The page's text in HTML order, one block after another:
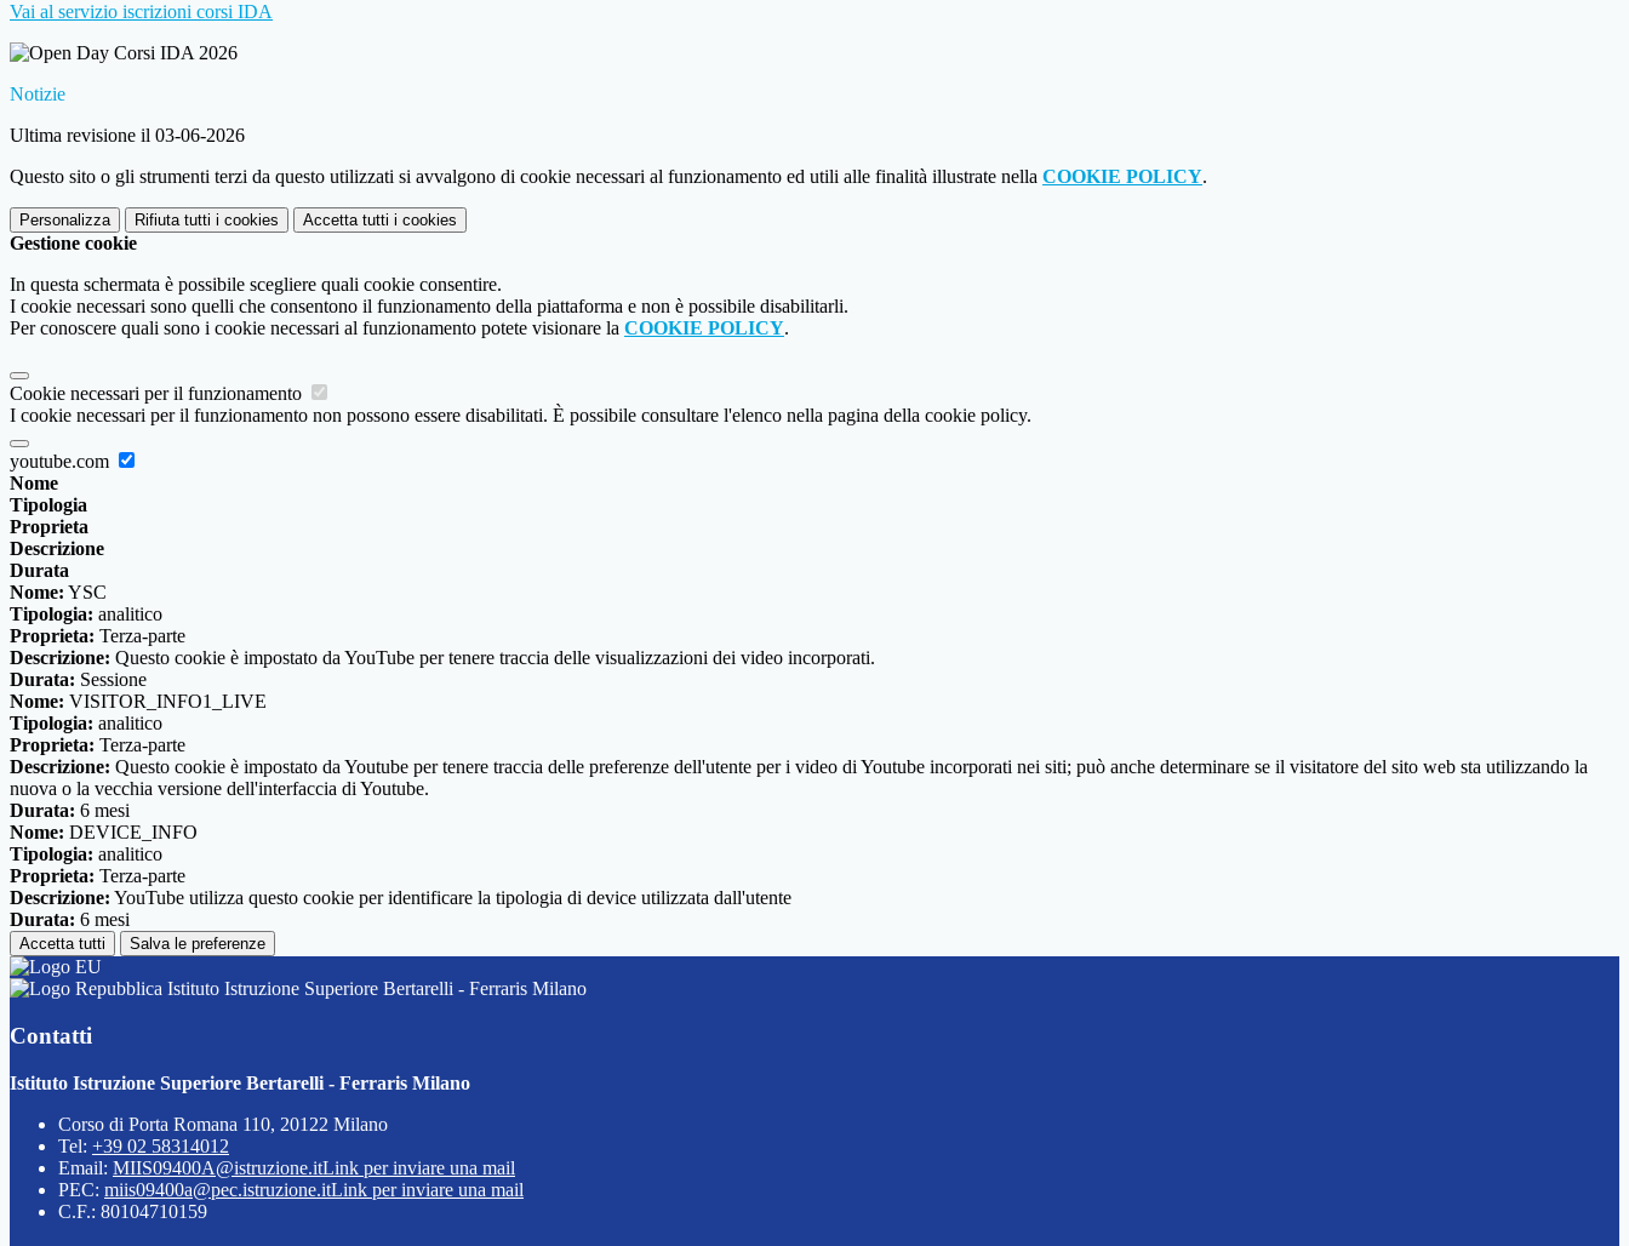
Vai al servizio iscrizioni corsi IDA
Notizie
Ultima revisione il 03-06-2026
Questo sito o gli strumenti terzi da questo utilizzati si avvalgono di cookie necessari al funzionamento ed utili alle finalità illustrate nella COOKIE POLICY.
Personalizza Rifiuta tutti i cookies Accetta tutti i cookies
Gestione cookie
In questa schermata è possibile scegliere quali cookie consentire.
I cookie necessari sono quelli che consentono il funzionamento della piattaforma e non è possibile disabilitarli.
Per conoscere quali sono i cookie necessari al funzionamento potete visionare la COOKIE POLICY.
Cookie necessari per il funzionamento
I cookie necessari per il funzionamento non possono essere disabilitati. È possibile consultare l'elenco nella pagina della cookie policy.
youtube.com
Nome
Tipologia
Proprieta
Descrizione
Durata
Nome: YSC
Tipologia: analitico
Proprieta: Terza-parte
Descrizione: Questo cookie è impostato da YouTube per tenere traccia delle visualizzazioni dei video incorporati.
Durata: Sessione
Nome: VISITOR_INFO1_LIVE
Tipologia: analitico
Proprieta: Terza-parte
Descrizione: Questo cookie è impostato da Youtube per tenere traccia delle preferenze dell'utente per i video di Youtube incorporati nei siti; può anche determinare se il visitatore del sito web sta utilizzando la
nuova o la vecchia versione dell'interfaccia di Youtube.
Durata: 6 mesi
Nome: DEVICE_INFO
Tipologia: analitico
Proprieta: Terza-parte
Descrizione: YouTube utilizza questo cookie per identificare la tipologia di device utilizzata dall'utente
Durata: 6 mesi
Accetta tutti Salva le preferenze
Istituto Istruzione Superiore Bertarelli - Ferraris Milano
Contatti
Istituto Istruzione Superiore Bertarelli - Ferraris Milano
Corso di Porta Romana 110, 20122 Milano
Tel: +39 02 58314012
Email: MIIS09400A@istruzione.itLink per inviare una mail
PEC: miis09400a@pec.istruzione.itLink per inviare una mail
C.F.: 80104710159